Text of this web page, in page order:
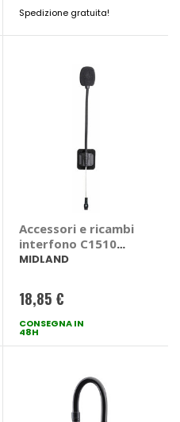
Spedizione gratuita!
Accessori e ricambi
interfono C1510
Microfono -
MIDLAND
18,85 €
CONSEGNA IN
48H